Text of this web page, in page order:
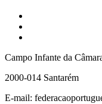
Campo Infante da
2000-014 Santarém
E-mail: